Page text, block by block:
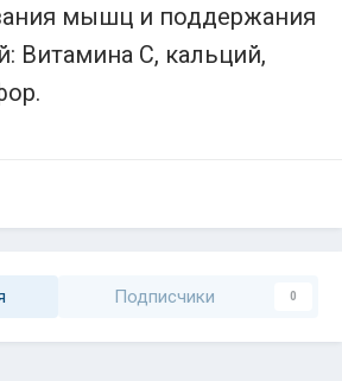
мышц и поддержания
Витамина С, кальций,
Подписчики 0